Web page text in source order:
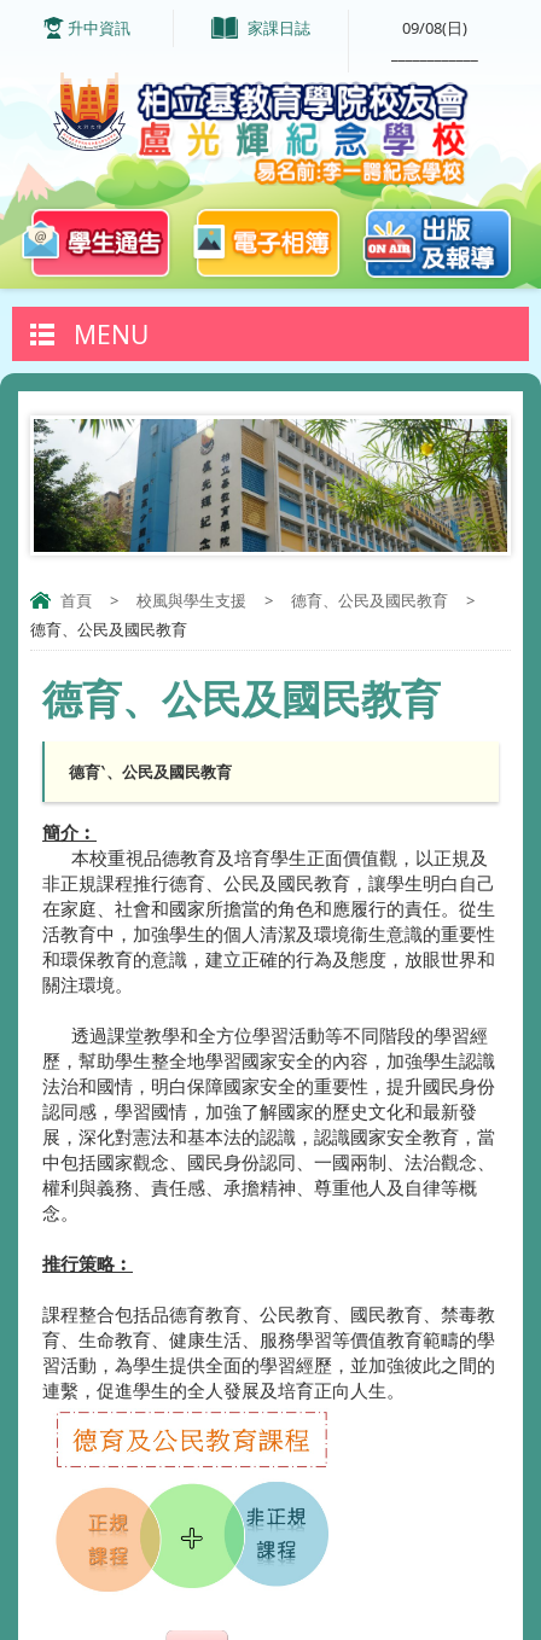
升中資訊 家課日誌
09/08(日)
MENU
首頁 > 校風與學生支援 > 德育、公民及國民教育
>
德育、公民及國民教育
德育、公民及國民教育
德育‵、公民及國民教育
簡介︰
本校重視品德教育及培育學生正面價值觀，以正規及
非正規課程推行德育、公民及國民教育，讓學生明白自己
在家庭、社會和國家所擔當的角色和應履行的責任。從生
活教育中，加強學生的個人清潔及環境衞生意識的重要性
和環保教育的意識，建立正確的行為及態度，放眼世界和
關注環境。
透過課堂教學和全方位學習活動等不同階段的學習經
歷，幫助學生整全地學習國家安全的內容，加強學生認識
法治和國情，明白保障國家安全的重要性，提升國民身份
認同感，學習國情，加強了解國家的歷史文化和最新發
展，深化對憲法和基本法的認識，認識國家安全教育，當
中包括國家觀念、國民身份認同、一國兩制、法治觀念、
權利與義務、責任感、承擔精神、尊重他人及自律等概
念。
推行策略︰
課程整合包括品德育教育、公民教育、國民教育、禁毒教
育、生命教育、健康生活、服務學習等價值教育範疇的學
習活動，為學生提供全面的學習經歷，並加強彼此之間的
連繫，促進學生的全人發展及培育正向人生。